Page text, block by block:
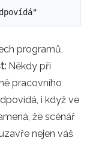
programů,
Někdy při
pracovního
i když ve
že scénář
nejen váš